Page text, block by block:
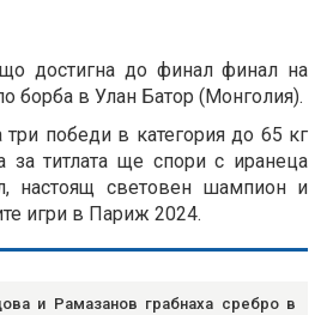
достигна до финал финал на
борба в Улан Батор (Монголия).
три победи в категория до 65 кг
за титлата ще спори с иранеца
настоящ световен шампион и
игри в Париж 2024.
и Рамазанов грабнаха сребро в